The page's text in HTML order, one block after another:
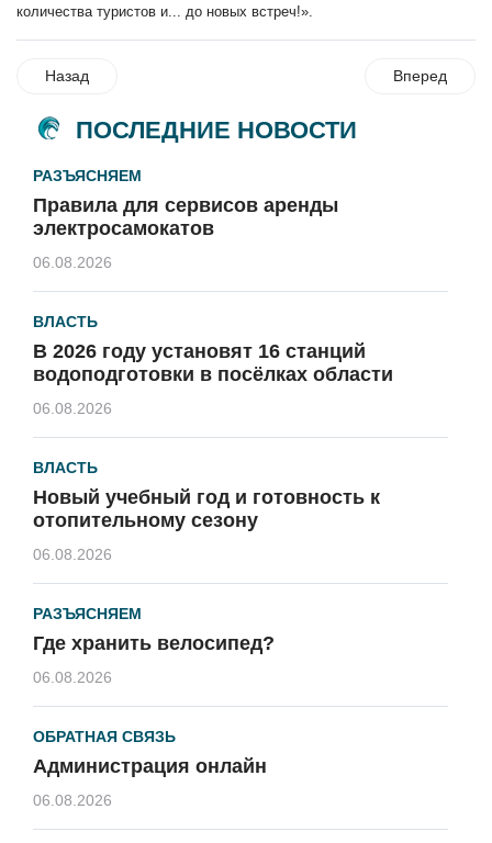
количества туристов и... до новых встреч!».
Назад Вперед
ПОСЛЕДНИЕ НОВОСТИ
РАЗЪЯСНЯЕМ
Правила для сервисов аренды
электросамокатов
06.08.2026
ВЛАСТЬ
В 2026 году установят 16 станций
водоподготовки в посёлках области
06.08.2026
ВЛАСТЬ
Новый учебный год и готовность к
отопительному сезону
06.08.2026
РАЗЪЯСНЯЕМ
Где хранить велосипед?
06.08.2026
ОБРАТНАЯ СВЯЗЬ
Администрация онлайн
06.08.2026